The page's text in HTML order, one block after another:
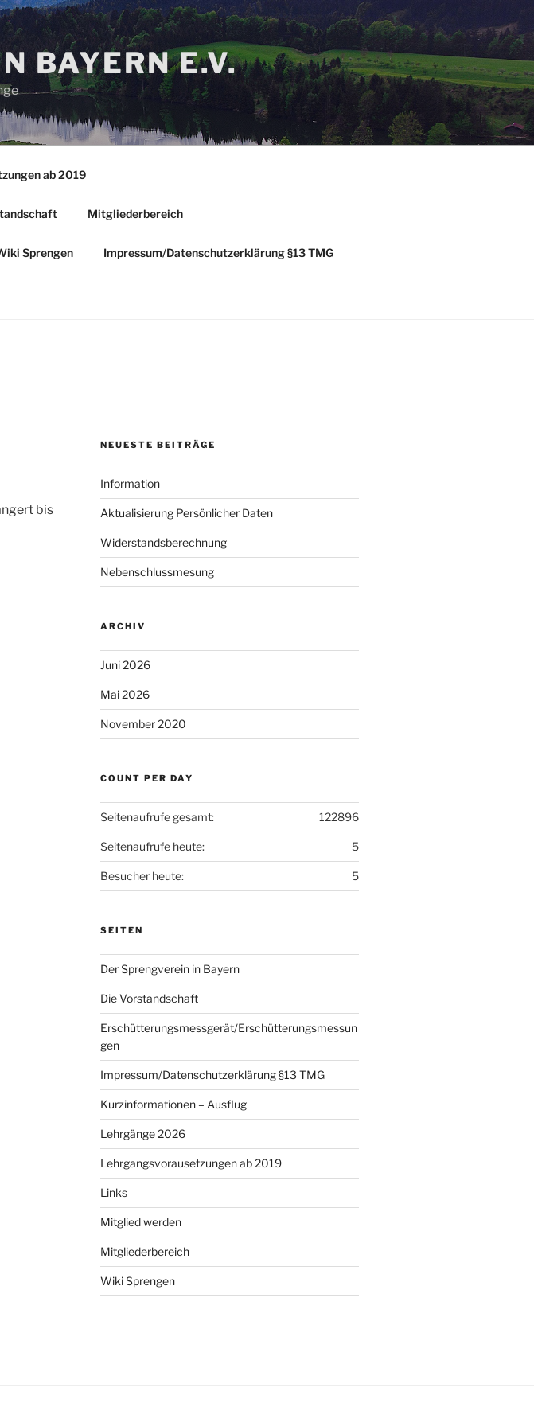
BAYERN E.V.
ab 2019
Mitgliederbereich
Sprengen Impressum/Datenschutzerklärung §13 TMG
bis
NEUESTE BEITRÄGE
Information
Aktualisierung Persönlicher Daten
Widerstandsberechnung
Nebenschlussmesung
ARCHIV
Juni 2026
Mai 2026
November 2020
COUNT PER DAY
122896
Seitenaufrufe gesamt:
5
Seitenaufrufe heute:
5
Besucher heute:
SEITEN
Der Sprengverein in Bayern
Die Vorstandschaft
Erschütterungsmessgerät/Erschütterungsmessun
gen
Impressum/Datenschutzerklärung §13 TMG
Kurzinformationen – Ausflug
Lehrgänge 2026
Lehrgangsvorausetzungen ab 2019
Links
Mitglied werden
Mitgliederbereich
Wiki Sprengen